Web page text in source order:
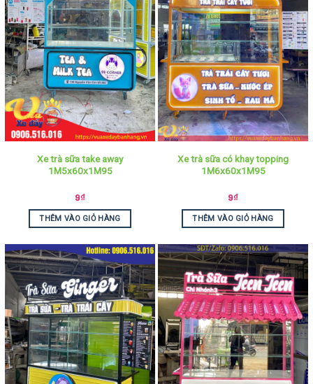
Xe trà sữa take away
1M5x60x1M95
9₫
THÊM VÀO GIỎ HÀNG
Xe trà sữa có khay topping
1M6x60x1M95
9₫
THÊM VÀO GIỎ HÀNG